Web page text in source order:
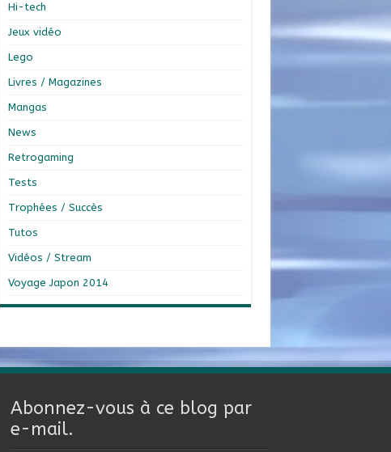
Hi-tech
Jeux vidéo
Lego
Livres / Magazines
Mangas
News
Retrogaming
Tests
Trophées / Succès
Tutos
Vidéos / Stream
Voyage Japon 2014
Abonnez-vous à ce blog par
e-mail.